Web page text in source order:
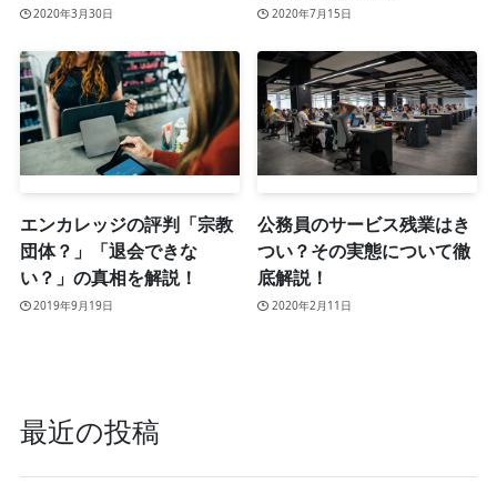
2020年3月30日 2020年7月15日
エンカレッジの評判「宗教
団体？」「退会できな
い？」の真相を解説！
2019年9月19日
公務員のサービス残業はき
つい？その実態について徹
底解説！
2020年2月11日
最近の投稿